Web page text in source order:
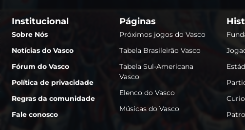
Institucional
Sobre Nós
Notícias do Vasco
Fórum do Vasco
Política de privacidade
Regras da comunidade
Fale conosco
Páginas
Próximos jogos do Vasco
Tabela Brasileirão Vasco
Tabela Sul-Americana
Vasco
Elenco do Vasco
Músicas do Vasco